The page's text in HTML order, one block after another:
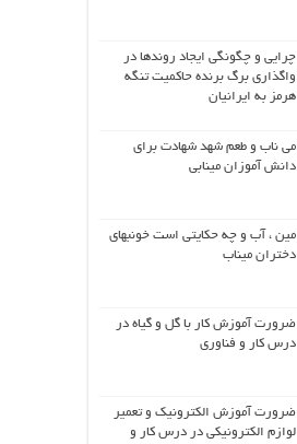
چرایی و چگونگی ایجاد روندها در
واگذاری برگ برنده حاکمیت تنگه
هرمز به ایرانیان
می ناب و طعم شهد شهادت برای
دانش آموزان مینابی
مین ، آب و چه حکایتی است خونبهای
دختران میناب
ضرورت آموزش کار با گل و گیاه در
درس کار و فناوری
ضرورت آموزش الکترونیک و تعمیر
لوازم الکترونیکی در درس کار و